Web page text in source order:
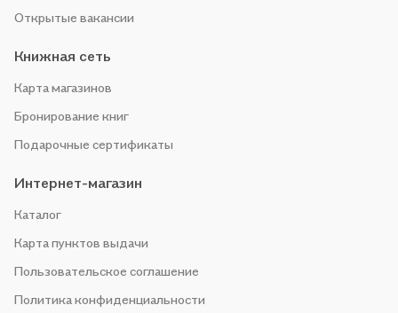
Открытые вакансии
Книжная сеть
Карта магазинов
Бронирование книг
Подарочные сертификаты
Интернет-магазин
Каталог
Карта пунктов выдачи
Пользовательское соглашение
Политика конфиденциальности